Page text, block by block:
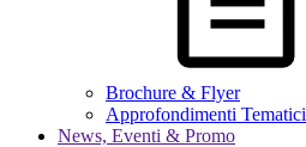
Brochure & Flyer
Approfondimenti Tematici
News, Eventi & Promo